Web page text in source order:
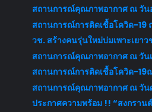
สถานการณ์คุณภาพอากาศ ณ วัน
สถานการณ์การติดเชื้อโควิด-19
วช. สร้างคนรุ่นใหม่บ่มเพาะเยา
สถานการณ์คุณภาพอากาศ ณ วัน
สถานการณ์การติดเชื้อโควิด-19
สถานการณ์คุณภาพอากาศ ณ วัน
ประกาศความพร้อม !! “สงกราน